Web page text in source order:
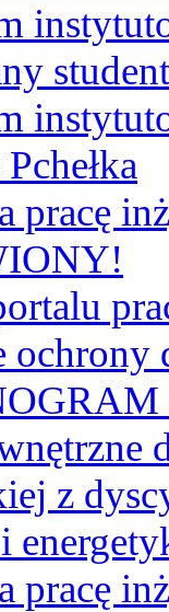
pracę
ochrony
z
pracę